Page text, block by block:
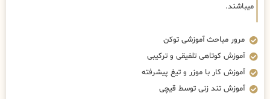
میباشند.
مرور مباحث آموزشی توکن
آموزش کوتاهی تلفیقی و ترکیبی
آموزش کار با موزر و تیغ پیشرفته
آموزش تند زنی توسط قیچی